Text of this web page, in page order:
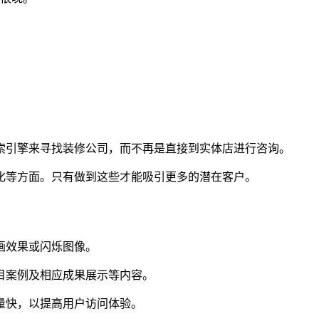
擎来寻找装修公司，而不再是直接到实体店进行咨询。
方面。只有做到这些才能吸引更多的潜在客户。
果或闪烁图像。
例及相应成果展示等内容。
，以提高用户访问体验。